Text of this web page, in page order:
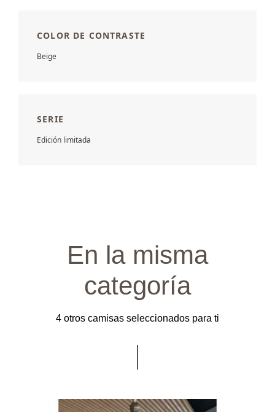
COLOR DE CONTRASTE
Beige
SERIE
Edición limitada
En la misma
categoría
4 otros camisas seleccionados para ti